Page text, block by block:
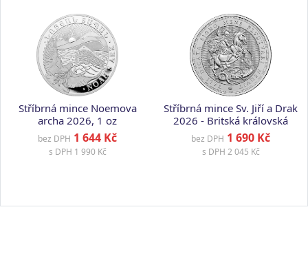
Stříbrná mince Noemova
archa 2026, 1 oz
bez DPH 1 644 Kč
s DPH 1 990 Kč
Stříbrná mince Sv. Jiří a Drak
2026 - Britská královská
mincovna, 1 oz
bez DPH 1 690 Kč
s DPH 2 045 Kč